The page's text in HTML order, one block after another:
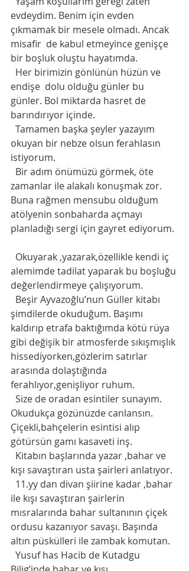
evdeydim. Benim için evden
çıkmamak bir mesele olmadı. Ancak
misafir  de kabul etmeyince genişçe
bir boşluk oluştu hayatımda.
endişe  dolu olduğu günler bu
günler. Bol miktarda hasret de
barındırıyor içinde.
okuyan bir nebze olsun ferahlasın
istiyorum.
zamanlar ile alakalı konuşmak zor.
Buna rağmen mensubu olduğum
atölyenin sonbaharda açmayı
planladığı sergi için gayret ediyorum.
alemimde tadilat yaparak bu boşluğu
değerlendirmeye çalışıyorum.
şimdilerde okuduğum. Başımı
kaldırıp etrafa baktığımda kötü rüya
gibi değişik bir atmosferde sıkışmışlık
hissediyorken,gözlerim satırlar
arasında dolaştığında
ferahlıyor,genişliyor ruhum.
Okudukça gözünüzde canlansın.
Çiçekli,bahçelerin esintisi alıp
götürsün gamı kasaveti inş.
kışı savaştıran usta şairleri anlatıyor.
ile kışı savaştıran şairlerin
mısralarında bahar sultanının çiçek
ordusu kazanıyor savaşı. Başında
altın püskülleri ile zambak komutan.